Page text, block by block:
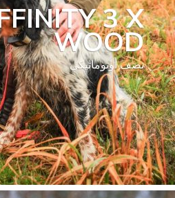
3 X
WOOD
نصف أوتوماتيكي